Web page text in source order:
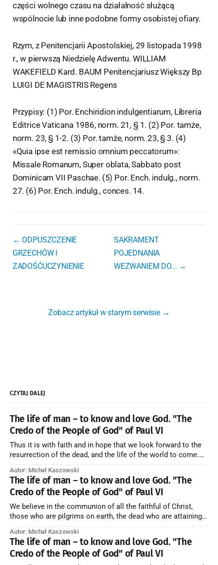
części wolnego czasu na działalność służącą
wspólnocie lub inne podobne formy osobistej ofiary.
Rzym, z Penitencjarii Apostolskiej, 29 listopada 1998
r., w pierwszą Niedzielę Adwentu. WILLIAM
WAKEFIELD Kard. BAUM Penitencjariusz Większy Bp
LUIGI DE MAGISTRIS Regens
Przypisy: (1) Por. Enchiridion indulgentiarum, Libreria
Editrice Vaticana 1986, norm. 21, § 1. (2) Por. tamże,
norm. 23, § 1-2. (3) Por. tamże, norm. 23, § 3. (4)
«Quia ipse est remissio omnium peccatorum»:
Missale Romanum, Super oblata, Sabbato post
Dominicam VII Paschae. (5) Por. Ench. indulg., norm.
27. (6) Por. Ench. indulg., conces. 14.
← ODPUSZCZENIE
GRZECHÓW l
ZADOŚĆUCZYNIENIE
SAKRAMENT
POJEDNANIA
WEZWANIEM DO... →
Zobacz artykuł w starym serwisie →
CZYTAJ DALEJ
The life of man – to know and love God. "The
Credo of the People of God" of Paul VI
Thus it is with faith and in hope that we look forward to the
resurrection of the dead, and the life of the world to come.
artykuł w starym serwisie →
Autor: Michał Kaszowski
The life of man – to know and love God. "The
Credo of the People of God" of Paul VI
We believe in the communion of all the faithful of Christ,
those who are pilgrims on earth, the dead who are attaining
forming one Church; and we believe that in this communion
the merciful love of God and His saints is
Autor: Michał Kaszowski
The life of man – to know and love God. "The
Credo of the People of God" of Paul VI